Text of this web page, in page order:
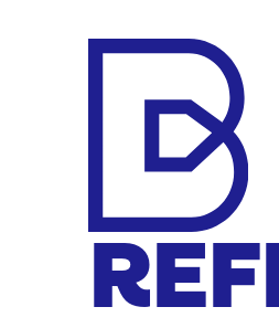
Makelaar
Bert